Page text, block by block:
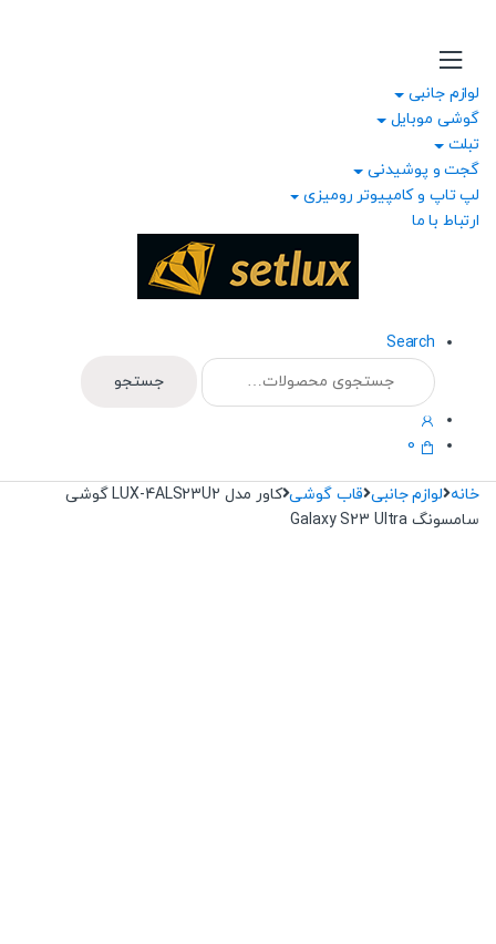
navigation
content
لوازم جانبی
گوشی موبایل
تبلت
گجت و پوشیدنی
لپ تاپ و کامپیوتر رومیزی
ارتباط با ما
Search
جستجو
برای:
جستجو
0
خانه لوازم جانبی قاب گوشی
کاور مدل LUX-4ALS23U2 گوشی
سامسونگ Galaxy S23 Ultra